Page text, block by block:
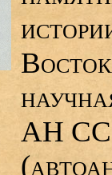
АН